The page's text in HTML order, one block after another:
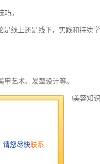
。
线上还是线下，实践和持续
艺术、发型设计等。
帮助学员建立全面的美容知识
品。